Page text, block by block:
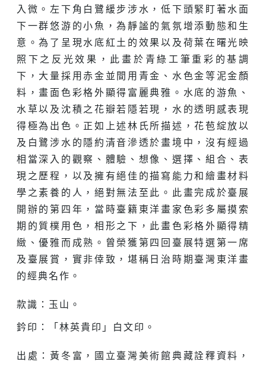
入微。左下角白鷺緩步涉水，低下頭緊盯著水面
下一群悠游的小魚，為靜謐的氣氛增添動態和生
意。為了呈現水底紅土的效果以及荷葉在曙光映
照下之反光效果，此畫於青綠工筆重彩的基調
下，大量採用赤金並間用青金、水色金等泥金顏
料，畫面色彩格外顯得富麗典雅。水底的游魚、
水草以及沈積之花瓣若隱若現，水的透明感表現
得極為出色。正如上述林氏所描述，花苞綻放以
及白鷺涉水的隱約清音滲透於畫境中，沒有經過
相當深入的觀察、體驗、想像、選擇、組合、表
現之歷程，以及擁有絕佳的描寫能力和繪畫材料
學之素養的人，絕對無法至此。此畫完成於臺展
開辦的第四年，當時臺籍東洋畫家色彩多屬摸索
期的質樸用色，相形之下，此畫色彩格外顯得精
緻、優雅而成熟。曾榮獲第四回臺展特選第一席
及臺展賞，實非倖致，堪稱日治時期臺灣東洋畫
的經典名作。
款識：玉山。
鈐印：「林英貴印」白文印。
出處：黃冬富，國立臺灣美術館典藏詮釋資料，